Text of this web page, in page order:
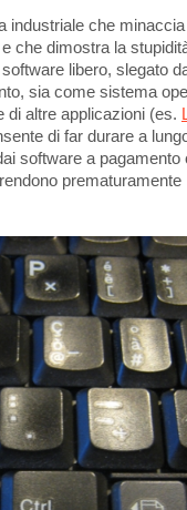
industriale che minaccia
che dimostra la
libero, slegato
sia come sistema
di altre applicazioni (es.
di far durare a
software a pagamento
prematuramente